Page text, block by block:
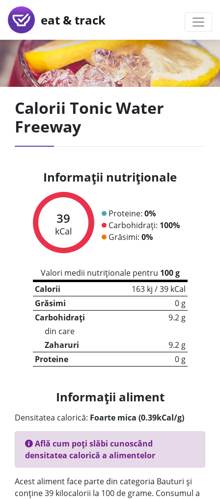
eat & track
Calorii Tonic Water
Freeway
Informații nutriționale
39
kCal
Proteine: 0%
Carbohidrați: 100%
Grăsimi: 0%
Valori medii nutriționale pentru 100 g
Calorii
163 kj / 39 kCal
Grăsimi
0 g
Carbohidrați
9.2 g
din care
Zaharuri
9.2 g
Proteine
0 g
Informații aliment
Densitatea calorică: Foarte mica (0.39kCal/g)
Află cum poți slăbi cunoscând
densitatea calorică a alimentelor
Acest aliment face parte din categoria Bauturi și
conține 39 kilocalorii la 100 de grame. Consumul a